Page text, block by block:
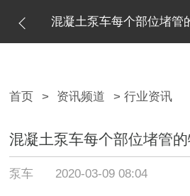
混凝土泵车每个部位堵管
首页 > 资讯频道 > 行业资讯
混凝土泵车每个部位堵管
泵车 2020-03-09 08:04